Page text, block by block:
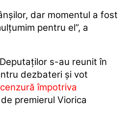
dar momentul a fost
pentru el”, a
s-au reunit în
dezbateri şi vot
împotriva
premierul Viorica